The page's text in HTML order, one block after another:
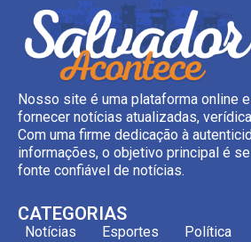
Nosso site é uma plataforma online
fornecer notícias atualizadas,
Com uma firme dedicação à
informações, o objetivo principal é
fonte confiável de notícias.
CATEGORIAS
Notícias Esportes Política